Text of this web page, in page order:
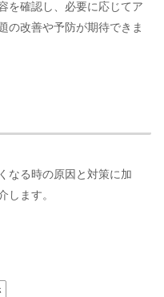
を確認し、必要に応じてア
の改善や予防が期待できま
なる時の原因と対策に加
します。